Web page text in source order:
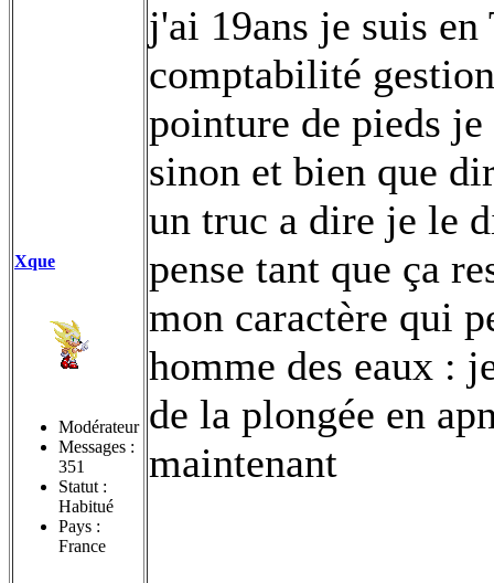
Xque
Modérateur
Messages :
351
Statut :
Habitué
Pays :
France
j'ai 19ans je suis
comptabilité
pointure de pieds
sinon et bien que
un truc a dire je le
pense tant que ça
mon caractère qui
homme des eaux :
de la plongée en
maintenant